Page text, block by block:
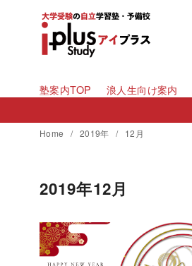
移
塾案内TOP 浪人生向け案内
Home 2019年 12月
2019年12月